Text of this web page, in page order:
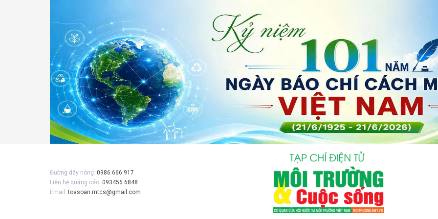
Đường dây nóng: 0986 666 917
Liên hệ quảng cáo: 093456 6848
Email:toasoan.mtcs@gmail.com
Gửi bình luận